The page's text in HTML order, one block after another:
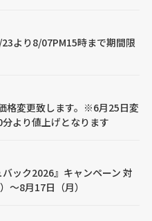
より8/07PM15時まで期間限
格変更致します。※6月25日変
より値上げとなります
ック2026』キャンペーン 対
～8月17日（月）